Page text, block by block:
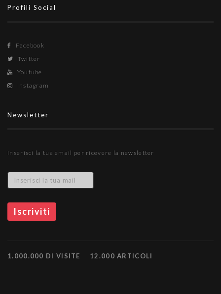
Profili Social
Facebook
Twitter
Youtube
Instagram
Newsletter
Inserisci la tua email per ricevere la newsletter
1.000.000 DI VISITE 12.000 ARTICOLI